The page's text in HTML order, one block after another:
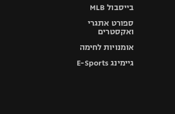
בייסבול MLB
ספורט אתגרי
ואקסטרים
אומנויות לחימה
גיימינג E-Sports